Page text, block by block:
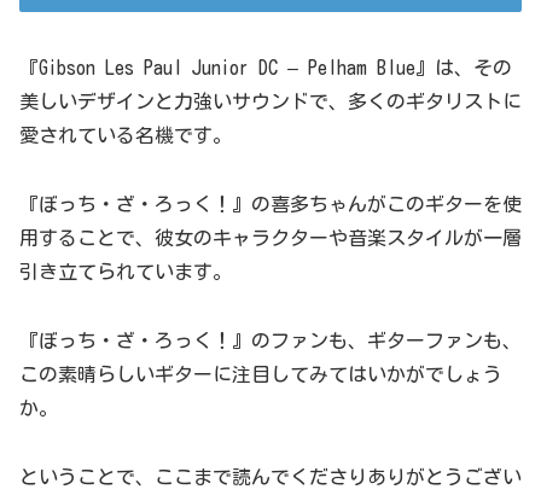
『Gibson Les Paul Junior DC – Pelham Blue』は、その
美しいデザインと力強いサウンドで、多くのギタリストに
愛されている名機です。
『ぼっち・ざ・ろっく！』の喜多ちゃんがこのギターを使
用することで、彼女のキャラクターや音楽スタイルが一層
引き立てられています。
『ぼっち・ざ・ろっく！』のファンも、ギターファンも、
この素晴らしいギターに注目してみてはいかがでしょう
か。
ということで、ここまで読んでくださりありがとうござい